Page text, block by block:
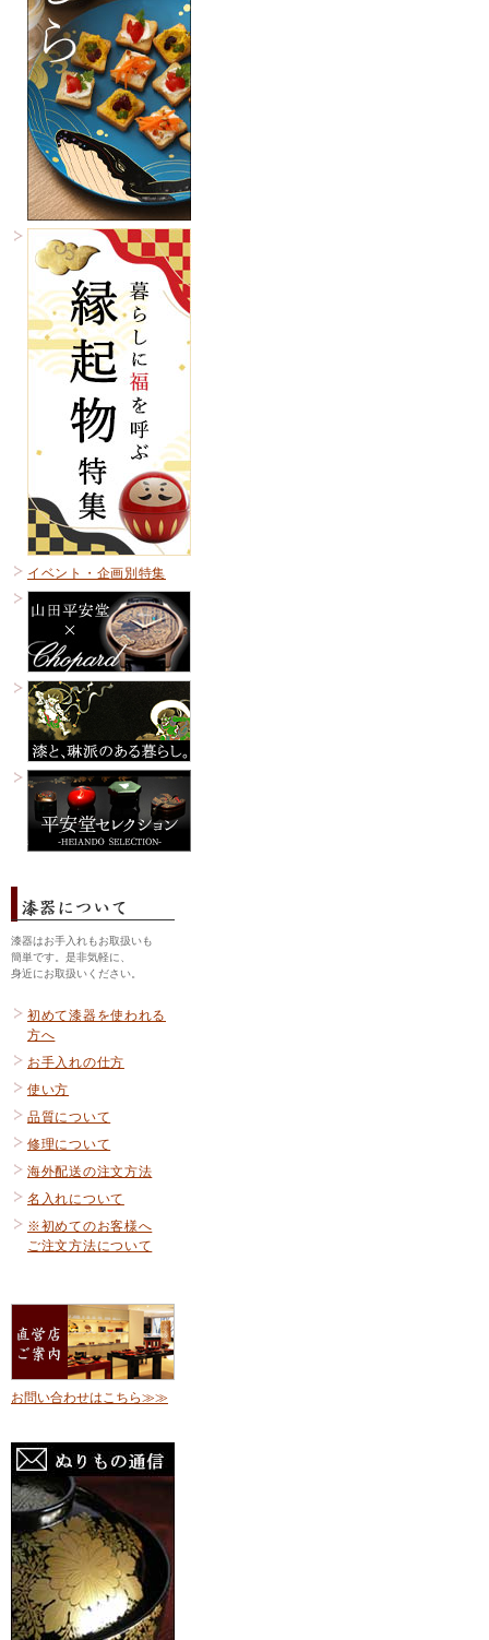
イベント・企画別特集
漆器はお手入れもお取扱いも
簡単です。是非気軽に、
身近にお取扱いください。
初めて漆器を使われる
方へ
お手入れの仕方
使い方
品質について
修理について
海外配送の注文方法
名入れについて
※初めてのお客様へ
ご注文方法について
お問い合わせはこちら≫≫